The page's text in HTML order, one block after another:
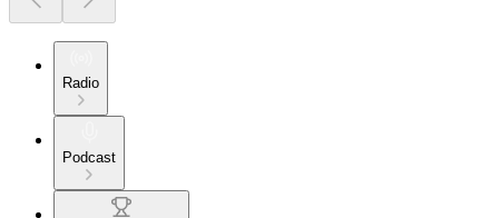
Radio
Podcast